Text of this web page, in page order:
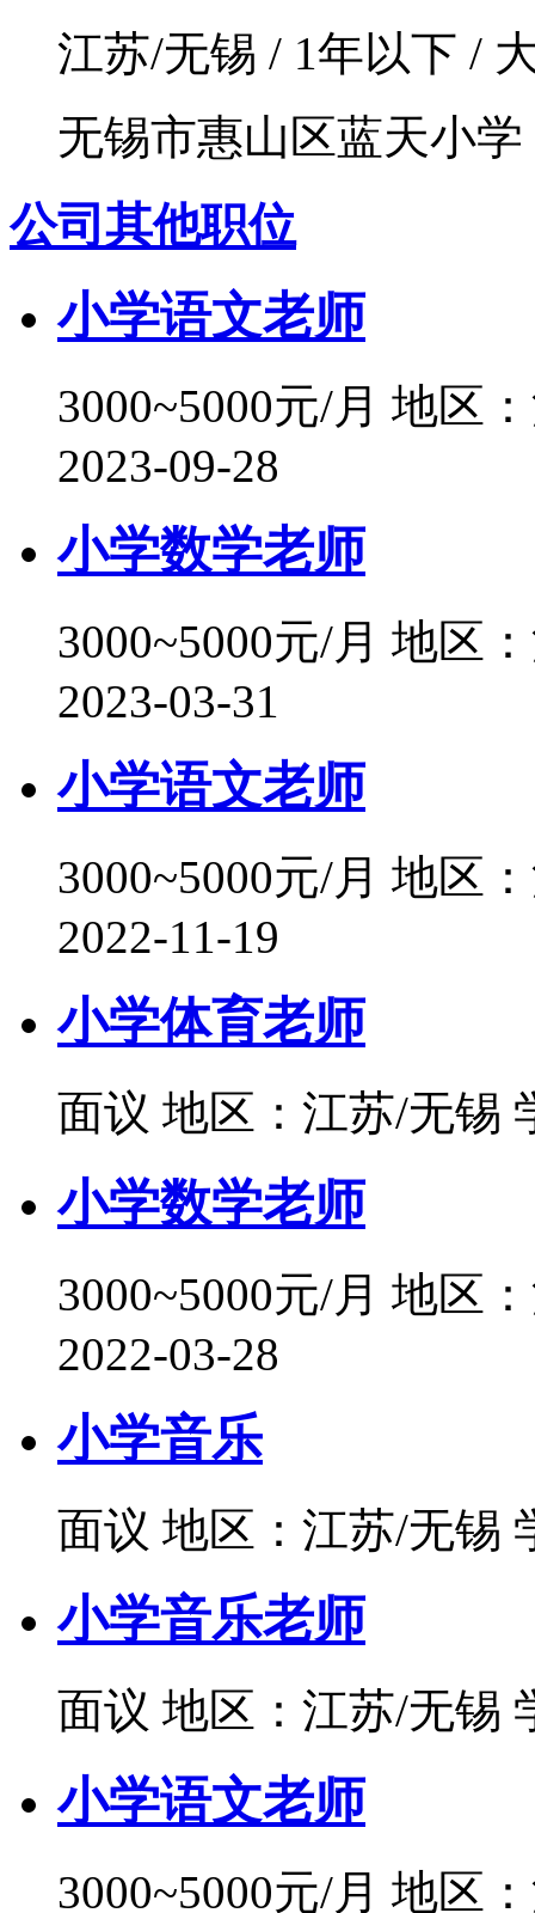
江苏/无锡 / 1年以下 /
无锡市惠山区蓝天小学
公司其他职位
小学语文老师
3000~5000元/月 地区
2023-09-28
小学数学老师
3000~5000元/月 地区
2023-03-31
小学语文老师
3000~5000元/月 地区
2022-11-19
小学体育老师
面议 地区：江苏/无锡
小学数学老师
3000~5000元/月 地区
2022-03-28
小学音乐
面议 地区：江苏/无锡
小学音乐老师
面议 地区：江苏/无锡
小学语文老师
3000~5000元/月 地区